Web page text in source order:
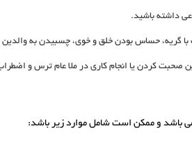
داشته باشید.
با گریه، حساس بودن خلق و خوی، چسبیدن به
کردن یا انجام کاری در ملا عام ترس و
باشد و ممکن است شامل موارد زیر باشد: